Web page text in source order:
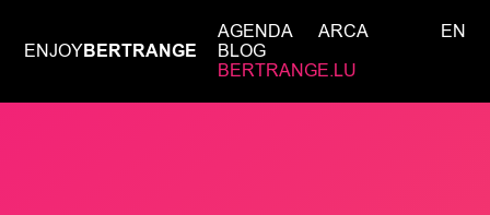
ENJOYBERTRANGE
AGENDA
ARCA
BLOG
BERTRANGE.LU
EN